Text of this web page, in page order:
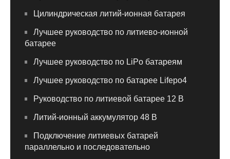
Цилиндрическая литий-ионная батарея
Лучшее руководство по литиево-ионной
батарее
Лучшее руководство по LiPo батареям
Лучшее руководство по батарее Lifepo4
Руководство по литиевой батарее 12 В
Литий-ионный аккумулятор 48 В
Подключение литиевых батарей
параллельно и последовательно